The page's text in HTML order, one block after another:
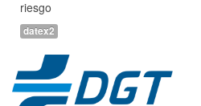
riesgo
datex2